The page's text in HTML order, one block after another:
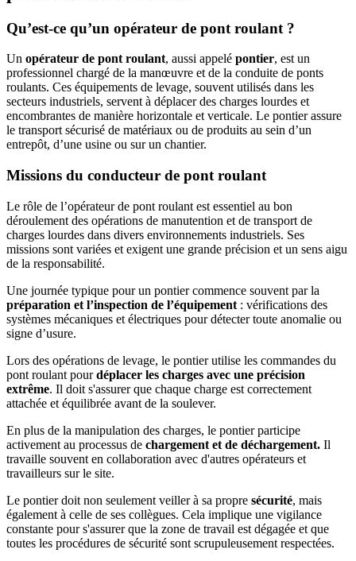
Qu’est-ce qu’un opérateur de pont roulant ?
Un opérateur de pont roulant, aussi appelé pontier, est un
professionnel chargé de la manœuvre et de la conduite de ponts
roulants. Ces équipements de levage, souvent utilisés dans les
secteurs industriels, servent à déplacer des charges lourdes et
encombrantes de manière horizontale et verticale. Le pontier assure
le transport sécurisé de matériaux ou de produits au sein d’un
entrepôt, d’une usine ou sur un chantier.
Missions du conducteur de pont roulant
Le rôle de l’opérateur de pont roulant est essentiel au bon
déroulement des opérations de manutention et de transport de
charges lourdes dans divers environnements industriels. Ses
missions sont variées et exigent une grande précision et un sens aigu
de la responsabilité.
Une journée typique pour un pontier commence souvent par la
préparation et l’inspection de l’équipement : vérifications des
systèmes mécaniques et électriques pour détecter toute anomalie ou
signe d’usure.
Lors des opérations de levage, le pontier utilise les commandes du
pont roulant pourdéplacer les charges avec une précision
extrême. Il doit s'assurer que chaque charge est correctement
attachée et équilibrée avant de la soulever.
En plus de la manipulation des charges, le pontier participe
activement au processus de chargement et de déchargement. Il
travaille souvent en collaboration avec d'autres opérateurs et
travailleurs sur le site.
Le pontier doit non seulement veiller à sa propre sécurité, mais
également à celle de ses collègues. Cela implique une vigilance
constante pour s'assurer que la zone de travail est dégagée et que
toutes les procédures de sécurité sont scrupuleusement respectées.